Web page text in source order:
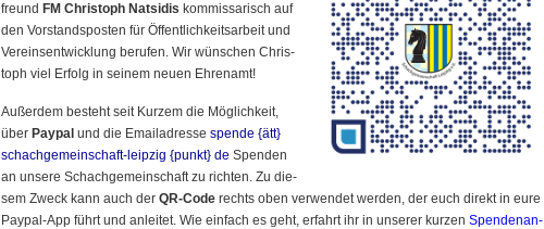
freund FM Chris­toph Nat­si­dis kom­mis­sa­risch auf
den Vor­stands­pos­ten für Öf­fent­lich­keits­ar­beit und
Ver­eins­ent­wick­lung be­ru­fen. Wir wün­schen Chris­
toph viel Er­folg in sei­nem neu­en Ehren­amt!
Außer­dem besteht seit Kur­zem die Mög­lich­keit,
über Pay­pal und die Email­adres­se spende {ätt}
schachgemeinschaft-leipzig {punkt} de Spen­den
an un­se­re Schach­gemein­schaft zu rich­ten. Zu die­
sem Zweck kann auch der QR-Code rechts oben ver­wen­det wer­den, der euch direkt in eu­re
Pay­pal-App führt und an­lei­tet. Wie ein­fach es geht, er­fahrt ihr in un­se­rer kur­zen Spen­den­an­